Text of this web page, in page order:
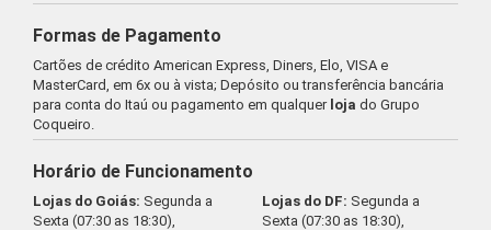
Formas de Pagamento
Cartões de crédito American Express, Diners, Elo, VISA e
MasterCard, em 6x ou à vista; Depósito ou transferência bancária
para conta do Itaú ou pagamento em qualquer loja do Grupo
Coqueiro.
Horário de Funcionamento
Lojas do Goiás: Segunda a
Sexta (07:30 as 18:30),
Lojas do DF: Segunda a
Sexta (07:30 as 18:30),